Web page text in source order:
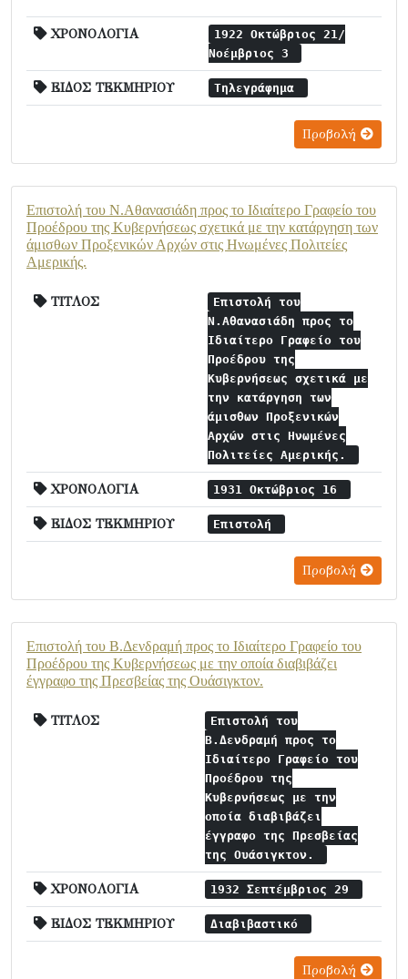
ΧΡΟΝΟΛΟΓΙΑ
1922 Οκτώβριος 21/
Νοέμβριος 3
ΕΙΔΟΣ ΤΕΚΜΗΡΙΟΥ Τηλεγράφημα
Προβολή
Επιστολή του Ν.Αθανασιάδη προς το Ιδιαίτερο Γραφείο του
Προέδρου της Κυβερνήσεως σχετικά με την κατάργηση των
άμισθων Προξενικών Αρχών στις Ηνωμένες Πολιτείες
Αμερικής.
ΤΙΤΛΟΣ
Επιστολή του
Ν.Αθανασιάδη προς το
Ιδιαίτερο Γραφείο του
Προέδρου της
Κυβερνήσεως σχετικά με
την κατάργηση των
άμισθων Προξενικών
Αρχών στις Ηνωμένες
Πολιτείες Αμερικής.
ΧΡΟΝΟΛΟΓΙΑ 1931 Οκτώβριος 16
ΕΙΔΟΣ ΤΕΚΜΗΡΙΟΥ Επιστολή
Προβολή
Επιστολή του Β.Δενδραμή προς το Ιδιαίτερο Γραφείο του
Προέδρου της Κυβερνήσεως με την οποία διαβιβάζει
έγγραφο της Πρεσβείας της Ουάσιγκτον.
ΤΙΤΛΟΣ
Επιστολή του
Β.Δενδραμή προς το
Ιδιαίτερο Γραφείο του
Προέδρου της
Κυβερνήσεως με την
οποία διαβιβάζει
έγγραφο της Πρεσβείας
της Ουάσιγκτον.
ΧΡΟΝΟΛΟΓΙΑ 1932 Σεπτέμβριος 29
ΕΙΔΟΣ ΤΕΚΜΗΡΙΟΥ Διαβιβαστικό
Προβολή